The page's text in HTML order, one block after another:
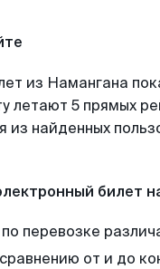
из Намангана
5 прямых
из найденных
билет
перевозке
от и до